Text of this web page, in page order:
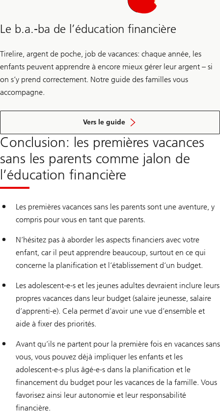
Le b.a.-ba de l’éducation financière
Tirelire, argent de poche, job de vacances: chaque année, les
enfants peuvent apprendre à encore mieux gérer leur argent – si
on s’y prend correctement. Notre guide des familles vous
accompagne.
Vers le guide
sur
Conclusion: les premières vacances
sans les parents comme jalon de
l’éducation financière
Les premières vacances sans les parents sont une aventure, y
compris pour vous en tant que parents.
N’hésitez pas à aborder les aspects financiers avec votre
enfant, car il peut apprendre beaucoup, surtout en ce qui
concerne la planification et l’établissement d’un budget.
Les adolescent-e-s et les jeunes adultes devraient inclure leurs
propres vacances dans leur budget (salaire jeunesse, salaire
d’apprenti-e). Cela permet d’avoir une vue d’ensemble et
aide à fixer des priorités.
Avant qu’ils ne partent pour la première fois en vacances sans
vous, vous pouvez déjà impliquer les enfants et les
adolescent-e-s plus âgé-e-s dans la planification et le
financement du budget pour les vacances de la famille. Vous
favorisez ainsi leur autonomie et leur responsabilité
financière.